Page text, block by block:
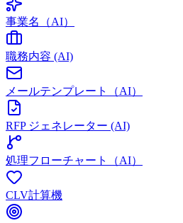
事業名（AI）
職務内容 (AI)
メールテンプレート（AI）
RFP ジェネレーター (AI)
処理フローチャート（AI）
CLV計算機